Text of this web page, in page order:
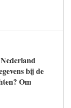
bij de
Om